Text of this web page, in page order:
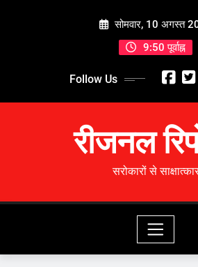
सोमवार, 10 अगस्त
9:50 पूर्वाह्न
Follow Us
रीजनल
सरोकारों से